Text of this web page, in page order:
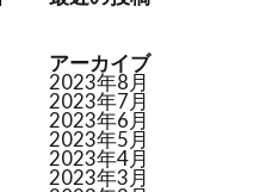
アーカイブ
2023年8月
2023年7月
2023年6月
2023年5月
2023年4月
2023年3月